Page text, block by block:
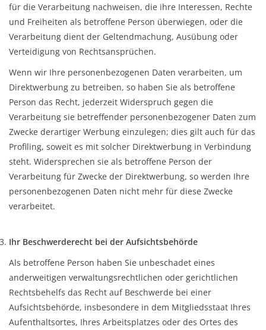
für die Verarbeitung nachweisen, die ihre Interessen, Rechte
und Freiheiten als betroffene Person überwiegen, oder die
Verarbeitung dient der Geltendmachung, Ausübung oder
Verteidigung von Rechtsansprüchen.
Wenn wir Ihre personenbezogenen Daten verarbeiten, um
Direktwerbung zu betreiben, so haben Sie als betroffene
Person das Recht, jederzeit Widerspruch gegen die
Verarbeitung sie betreffender personenbezogener Daten zum
Zwecke derartiger Werbung einzulegen; dies gilt auch für das
Profiling, soweit es mit solcher Direktwerbung in Verbindung
steht. Widersprechen sie als betroffene Person der
Verarbeitung für Zwecke der Direktwerbung, so werden Ihre
personenbezogenen Daten nicht mehr für diese Zwecke
verarbeitet.
Ihr Beschwerderecht bei der Aufsichtsbehörde
Als betroffene Person haben Sie unbeschadet eines
anderweitigen verwaltungsrechtlichen oder gerichtlichen
Rechtsbehelfs das Recht auf Beschwerde bei einer
Aufsichtsbehörde, insbesondere in dem Mitgliedsstaat Ihres
Aufenthaltsortes, Ihres Arbeitsplatzes oder des Ortes des